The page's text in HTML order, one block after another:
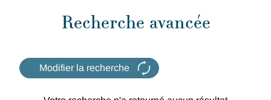
Recherche avancée
Modifier la recherche